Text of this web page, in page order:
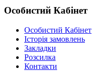
Особистий Кабінет
Особистий Кабінет
Історія замовлень
Закладки
Розсилка
Контакти